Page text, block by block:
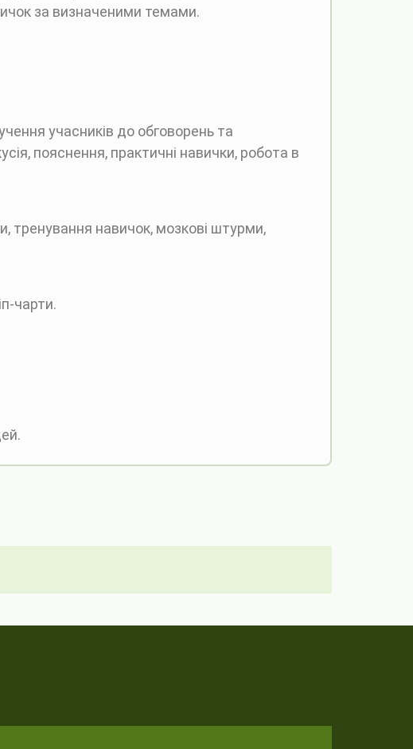
за визначеними темами.
учасників до обговорень та
пояснення, практичні навички, робота в
тренування навичок, мозкові штурми,
чарти.